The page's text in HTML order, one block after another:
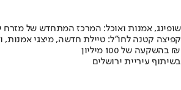
שופינג, אמנות ואוכל: המרכז המתחדש של מזרח
קפיצה קטנה לחו"ל: טיילת חדשה, מיצגי אמנות,
בהשקעה של 100 מיליון ₪
בשיתוף עיריית ירושלים